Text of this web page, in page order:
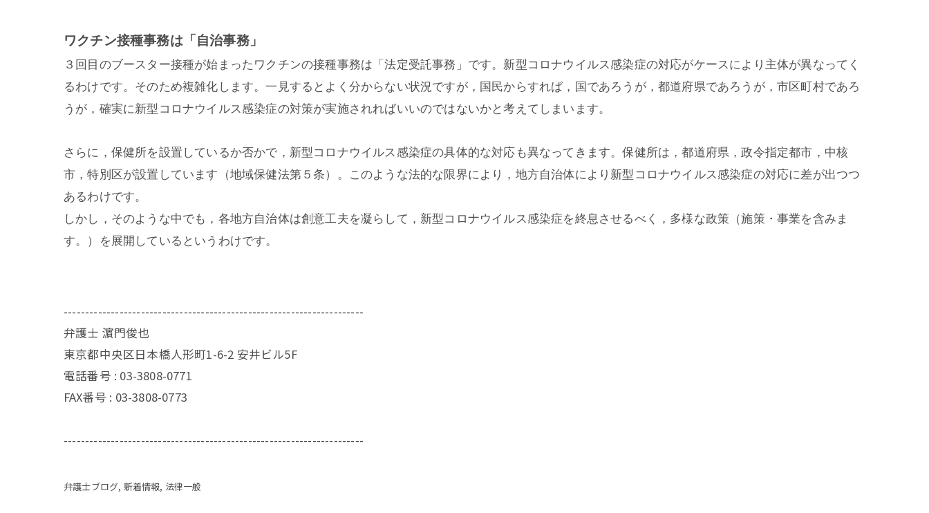
ワクチン接種事務は「自治事務」
３回目のブースター接種が始まったワクチンの接種事務は「法定受託事務」です。新型コロナウイルス感染症の対応がケースにより主体が異なってく
るわけです。そのため複雑化します。一見するとよく分からない状況ですが，国民からすれば，国であろうが，都道府県であろうが，市区町村であろ
うが，確実に新型コロナウイルス感染症の対策が実施されればいいのではないかと考えてしまいます。
さらに，保健所を設置しているか否かで，新型コロナウイルス感染症の具体的な対応も異なってきます。保健所は，都道府県，政令指定都市，中核
市，特別区が設置しています（地域保健法第５条）。このような法的な限界により，地方自治体により新型コロナウイルス感染症の対応に差が出つつ
あるわけです。
しかし，そのような中でも，各地方自治体は創意工夫を凝らして，新型コロナウイルス感染症を終息させるべく，多様な政策（施策・事業を含みま
す。）を展開しているというわけです。
----------------------------------------------------------------------
弁護士 濵門俊也
東京都中央区日本橋人形町1-6-2 安井ビル5F
電話番号 : 03-3808-0771
FAX番号 : 03-3808-0773
----------------------------------------------------------------------
弁護士ブログ 新着情報 法律一般